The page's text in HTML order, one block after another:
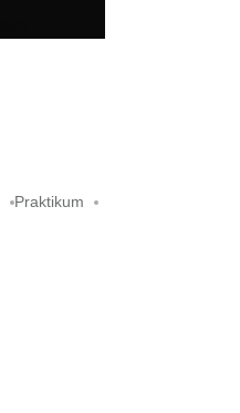
Praktikum